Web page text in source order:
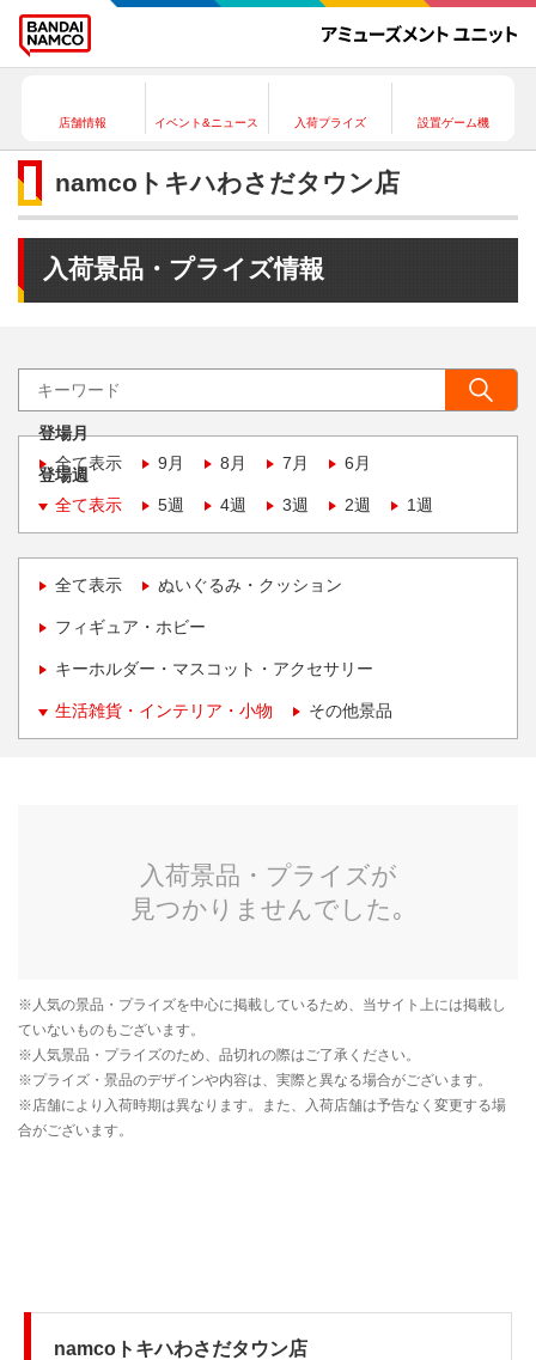
店舗情報 イベント&ニュース 入荷プライズ 設置ゲーム機
namcoトキハわさだタウン店
入荷景品・プライズ情報
登場月
全て表示
9月 8月 7月 6月
登場週
全て表示
5週 4週 3週 2週 1週
全て表示 ぬいぐるみ・クッション
フィギュア・ホビー
キーホルダー・マスコット・アクセサリー
生活雑貨・インテリア・小物 その他景品
namcoトキハわさだタウン店